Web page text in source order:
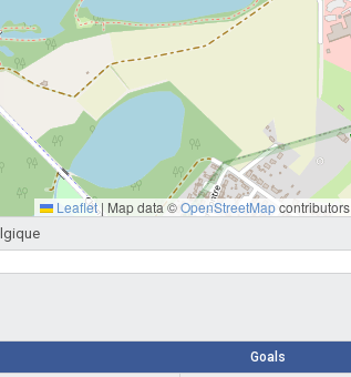
Leaflet | Map data ©OpenStreetMapcontributors
Goals